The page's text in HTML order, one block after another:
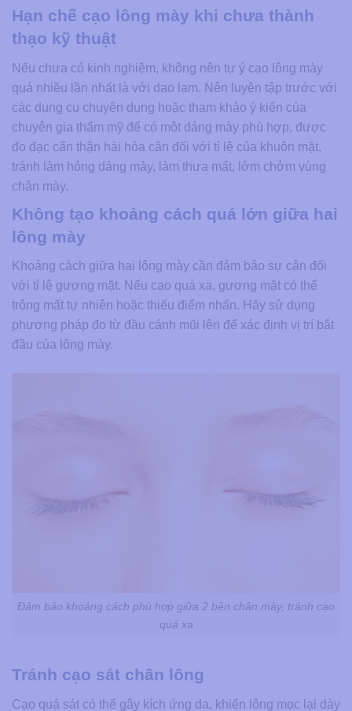
Hạn chế cạo lông mày khi chưa thành
thạo kỹ thuật
Nếu chưa có kinh nghiệm, không nên tự ý cạo lông mày
quá nhiều lần nhất là với dao lam. Nên luyện tập trước với
các dụng cụ chuyên dụng hoặc tham khảo ý kiến của
chuyên gia thẩm mỹ để có một dáng mày phù hợp, được
đo đạc cẩn thận hài hòa cân đối với tỉ lệ của khuôn mặt,
tránh làm hỏng dáng mày, làm thưa mất, lởm chởm vùng
chân mày.
Không tạo khoảng cách quá lớn giữa hai
lông mày
Khoảng cách giữa hai lông mày cần đảm bảo sự cân đối
với tỉ lệ gương mặt. Nếu cạo quá xa, gương mặt có thể
trông mất tự nhiên hoặc thiếu điểm nhấn. Hãy sử dụng
phương pháp đo từ đầu cánh mũi lên để xác định vị trí bắt
đầu của lông mày.
Đảm bảo khoảng cách phù hợp giữa 2 bên chân mày, tránh cạo
quá xa
Tránh cạo sát chân lông
Cạo quá sát có thể gây kích ứng da, khiến lông mọc lại dày